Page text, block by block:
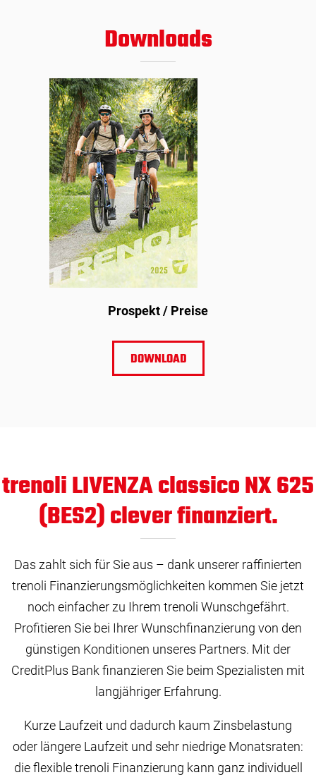
Downloads
­Prospekt / Preise
DOWNLOAD
trenoli LIVENZA classico NX 625
(BES2) clever finanziert.
Das zahlt sich für Sie aus – dank unserer raffinierten
trenoli Finanzierungsmöglichkeiten kommen Sie jetzt
noch einfacher zu Ihrem trenoli Wunschgefährt.
Profitieren Sie bei Ihrer Wunschfinanzierung von den
günstigen Konditionen unseres Partners. Mit der
CreditPlus Bank finanzieren Sie beim Spezialisten mit
langjähriger Erfahrung.
Kurze Laufzeit und dadurch kaum Zinsbelastung
oder längere Laufzeit und sehr niedrige Monatsraten:
die flexible trenoli Finanzierung kann ganz individuell